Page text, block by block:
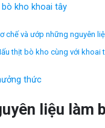
kho khoai tây
chế và ướp những nguyên
thịt bò kho cùng với khoai
thức
liệu làm